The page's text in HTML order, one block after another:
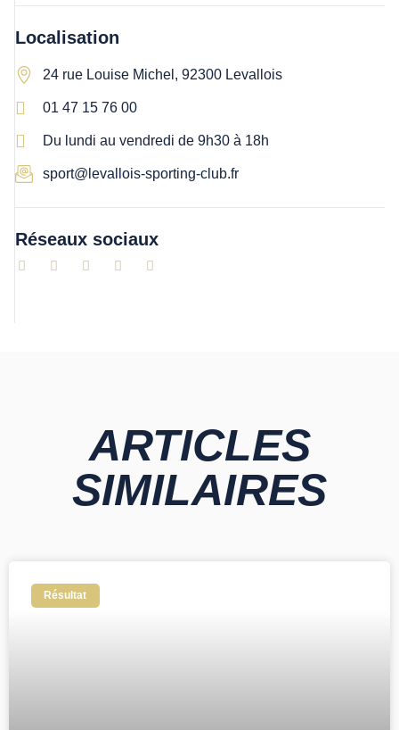
Localisation
24 rue Louise Michel, 92300 Levallois
01 47 15 76 00
Du lundi au vendredi de 9h30 à 18h
sport@levallois-sporting-club.fr
Réseaux sociaux
ARTICLES
SIMILAIRES
Résultat